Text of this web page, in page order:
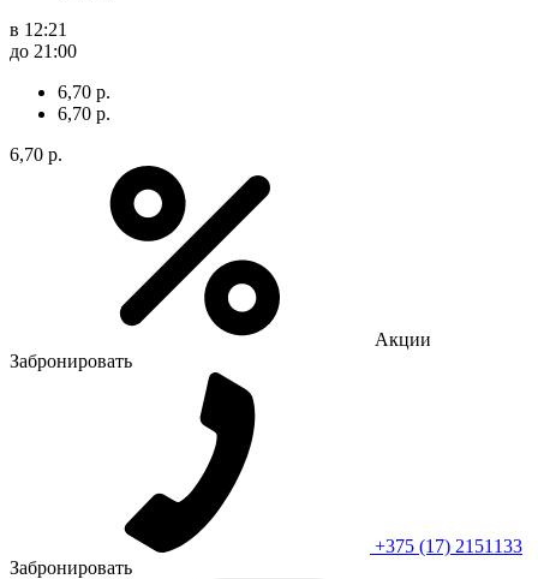
в 12:21
до 21:00
6,70 р.
6,70 р.
6,70 р.
Акции
Забронировать
+375 (17) 2151133
Забронировать